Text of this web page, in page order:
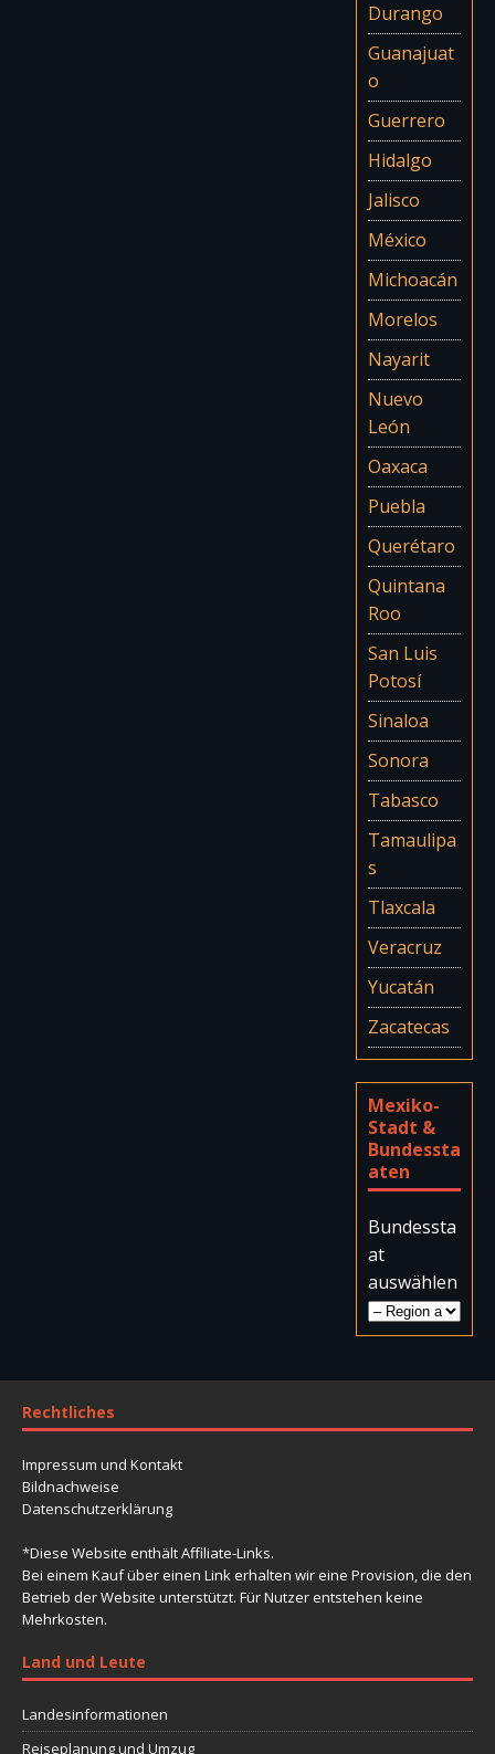
Durango
Guanajuat
o
Guerrero
Hidalgo
Jalisco
México
Michoacán
Morelos
Nayarit
Nuevo
León
Oaxaca
Puebla
Querétaro
Quintana
Roo
San Luis
Potosí
Sinaloa
Sonora
Tabasco
Tamaulipa
s
Tlaxcala
Veracruz
Yucatán
Zacatecas
Mexiko-
Stadt &
Bundessta
aten
Bundessta
at
auswählen
Rechtliches
Impressum und Kontakt
Bildnachweise
Datenschutzerklärung
*Diese Website enthält Affiliate-Links.
Bei einem Kauf über einen Link erhalten wir eine Provision, die den
Betrieb der Website unterstützt. Für Nutzer entstehen keine
Mehrkosten.
Land und Leute
Landesinformationen
Reiseplanung und Umzug